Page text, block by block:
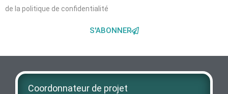
de la politique de confidentialité
S'ABONNER
Coordonnateur de projet